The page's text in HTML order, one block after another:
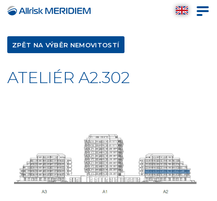
ATELIÉR A2.302
ZPĚT NA VÝBĚR NEMOVITOSTÍ